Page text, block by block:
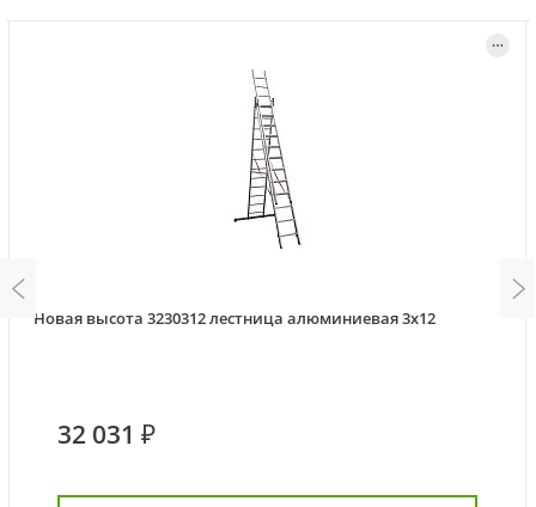
Новая высота 3230312 лестница алюминиевая 3х12
32 031 ₽